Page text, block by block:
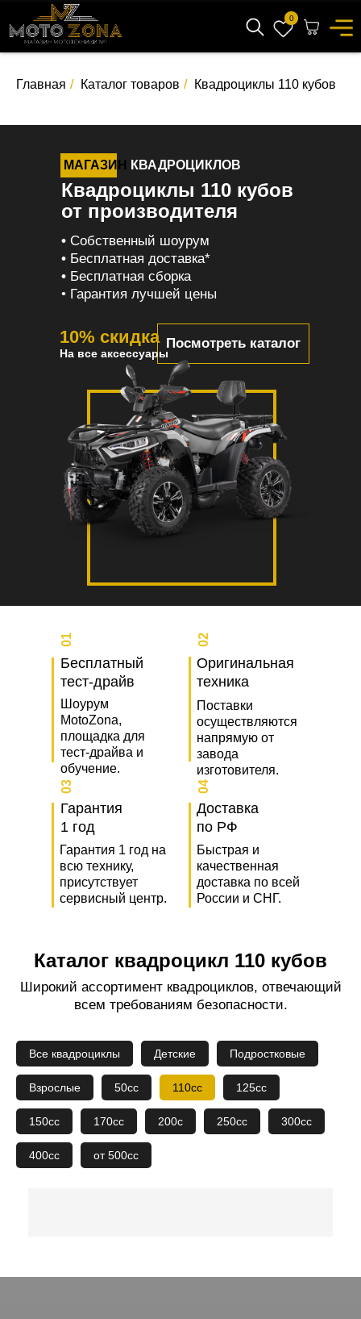
0
Главная / Каталог товаров / Квадроциклы 110 кубов
• Собственный шоурум
• Бесплатная доставка*
• Бесплатная сборка
• Гарантия лучшей цены
Квадроциклы 110 кубов
от производителя
Посмотреть каталог
10% скидка
На все аксессуары
МАГАЗИН КВАДРОЦИКЛОВ
Бесплатный
тест-драйв
Шоурум
MotoZona,
площадка для
тест-драйва и
обучение.
Гарантия
1 год
Гарантия 1 год на
всю технику,
присутствует
сервисный центр.
Оригинальная
техника
Поставки
осуществляются
напрямую от
завода
изготовителя.
Доставка
по РФ
Быстрая и
качественная
доставка по всей
России и СНГ.
01 02
03 04
Каталог квадроцикл 110 кубов
Широкий ассортимент квадроциклов, отвечающий
всем требованиям безопасности.
Все квадроциклы Детские Подростковые
Взрослые 50сс 110сс 125сс
150сс 170сс 200с 250сс 300сс
400сс от 500сс